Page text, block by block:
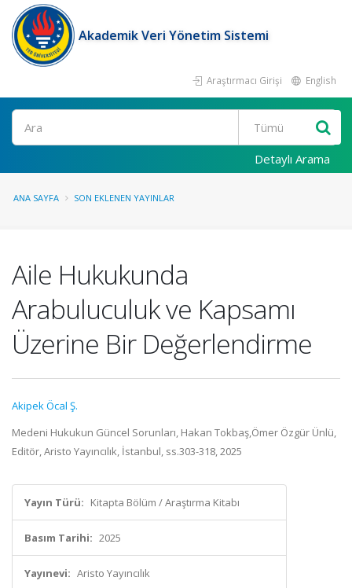
Akademik Veri Yönetim Sistemi
Araştırmacı Girişi English
Ara
Detaylı Arama
ANA SAYFA SON EKLENEN YAYINLAR
Aile Hukukunda
Arabuluculuk ve Kapsamı
Üzerine Bir Değerlendirme
Akipek Öcal Ş.
Medeni Hukukun Güncel Sorunları, Hakan Tokbaş,Ömer Özgür Ünlü,
Editör, Aristo Yayıncılık, İstanbul, ss.303-318, 2025
Yayın Türü: Kitapta Bölüm / Araştırma Kitabı
Basım Tarihi: 2025
Yayınevi: Aristo Yayıncılık